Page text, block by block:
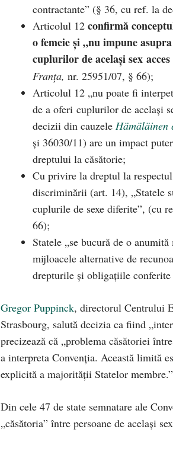
contractante” (§ 36, cu ref. la
Articolul 12 confirmă
o femeie și „nu impune
cuplurilor de același sex
Franța, nr. 25951/07, § 66);
Articolul 12 „nu poate fi
de a oferi cuplurilor de același
decizii din cauzele Hämäläinen
și 36030/11) are un impact
dreptului la căsătorie;
Cu privire la dreptul la
discriminării (art. 14), „Statele
cuplurile de sexe diferite”, (cu
66);
Statele „se bucură de o
mijloacele alternative de
drepturile și obligațiile conferite
Gregor Puppinck, directorul Centrului
Strasbourg, salută decizia ca fiind
precizează că „problema căsătoriei
a interpreta Convenția. Această limită
explicită a majorității Statelor membre.”
Din cele 47 de state semnatare ale
„căsătoria” între persoane de același